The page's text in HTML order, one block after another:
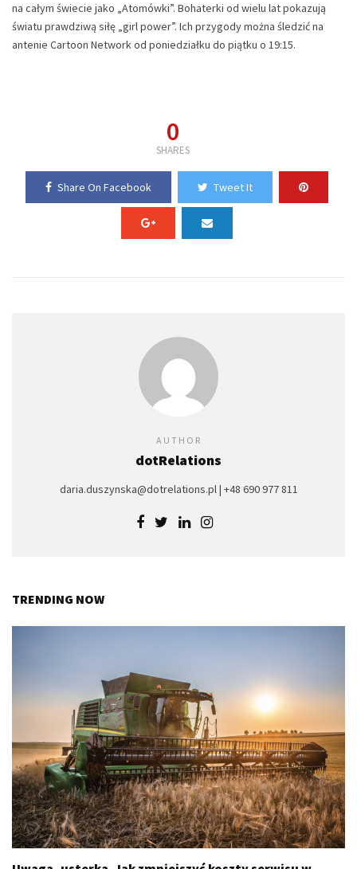
na całym świecie jako „Atomówki”. Bohaterki od wielu lat pokazują
światu prawdziwą siłę „girl power”. Ich przygody można śledzić na
antenie Cartoon Network od poniedziałku do piątku o 19:15.
0
SHARES
Share On Facebook Tweet It
AUTHOR
dotRelations
daria.duszynska@dotrelations.pl | +48 690 977 811
TRENDING NOW